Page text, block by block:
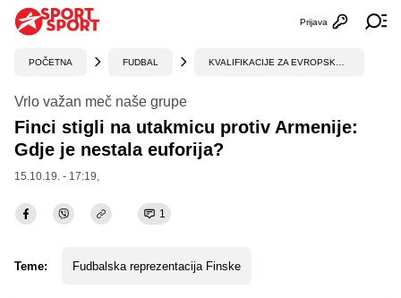
Otvori
Prijava
POČETNA FUDBAL
Vrlo važan meč naše grupe
Finci stigli na utakmicu protiv Armenije:
Gdje je nestala euforija?
15.10.19. - 17:19,
1
Teme: Fudbalska reprezentacija Finske